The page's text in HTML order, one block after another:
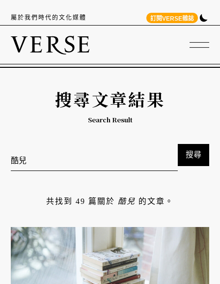
屬於我們時代的文化媒體 訂閱VERSE雜誌
搜尋文章結果
Search Result
搜尋
共找到 49 篇關於 酷兒 的文章。